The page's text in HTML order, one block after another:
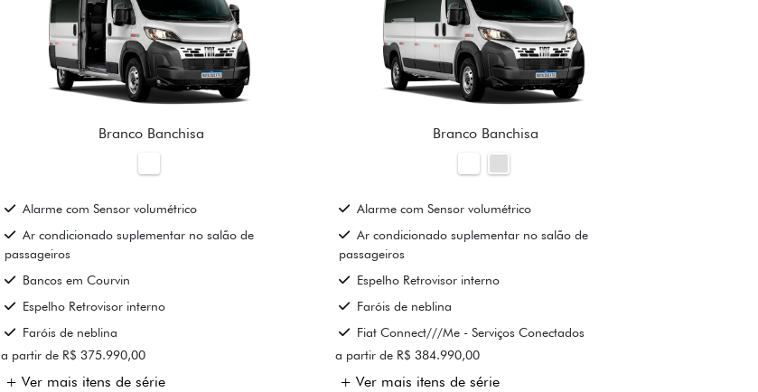
Branco Banchisa
Alarme com Sensor volumétrico
Ar condicionado suplementar no salão de
passageiros
Bancos em Courvin
Espelho Retrovisor interno
Faróis de neblina
a partir de R$ 375.990,00
+ Ver mais itens de série
Branco Banchisa
Alarme com Sensor volumétrico
Ar condicionado suplementar no salão de
passageiros
Espelho Retrovisor interno
Faróis de neblina
Fiat Connect///Me - Serviços Conectados
a partir de R$ 384.990,00
+ Ver mais itens de série